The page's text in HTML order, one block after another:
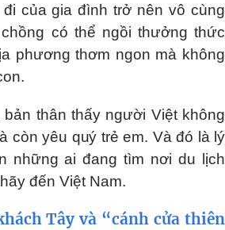
của gia đình trở nên vô cùng
có thể ngồi thưởng thức
phương thơm ngon mà không
bản thân thấy người Việt không
còn yêu quý trẻ em. Và đó là lý
những ai đang tìm nơi du lịch
đến Việt Nam.
Tây và “cánh cửa thiên